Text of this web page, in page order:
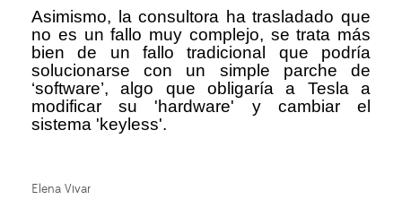
Asimismo, la consultora ha trasladado que
no es un fallo muy complejo, se trata más
bien de un fallo tradicional que podría
solucionarse con un simple parche de
‘software’, algo que obligaría a Tesla a
modificar su 'hardware' y cambiar el
sistema 'keyless'.
Elena Vivar